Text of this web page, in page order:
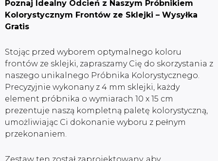
Poznaj Idealny Odcień z Naszym Próbnikiem
Kolorystycznym Frontów ze Sklejki – Wysyłka
Gratis
Stojąc przed wyborem optymalnego koloru
frontów ze sklejki, zapraszamy Cię do skorzystania z
naszego unikalnego Próbnika Kolorystycznego.
Precyzyjnie wykonany z 4 mm sklejki, każdy
element próbnika o wymiarach 10 x 15 cm
prezentuje naszą kompletną paletę kolorystyczną,
umożliwiając Ci dokonanie wyboru z pełnym
przekonaniem.